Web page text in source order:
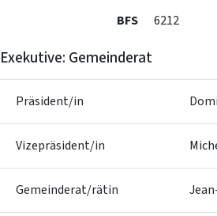
BFS
6212
Exekutive: Gemeinderat
Präsident/in
Vizepräsident/in
Gemeinderat/rätin